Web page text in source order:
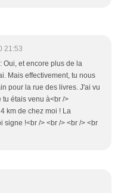
21:53
Oui, et encore plus de la
Mais effectivement, tu nous
pour la rue des livres. J'ai vu
étais venu à<br />
km de chez moi ! La
signe !<br /> <br /> <br /> <br